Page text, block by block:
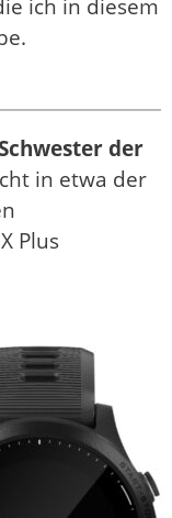
ich in diesem
der
in etwa der
Plus